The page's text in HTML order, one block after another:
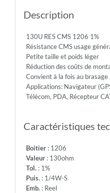
-55°
-
+155°
Description
130U RES CMS 1206 1%
Résistance CMS usage
Petite taille et poids léger
Réduction des coûts de
Convient à la fois au
Applications: Navigateur
Télécom, PDA, Récepteur
Caractéristiques
Boitier: 1206
Valeur: 130ohm
Tol.: 1%
Puis.: 1/4W-S
Emb.: Reel